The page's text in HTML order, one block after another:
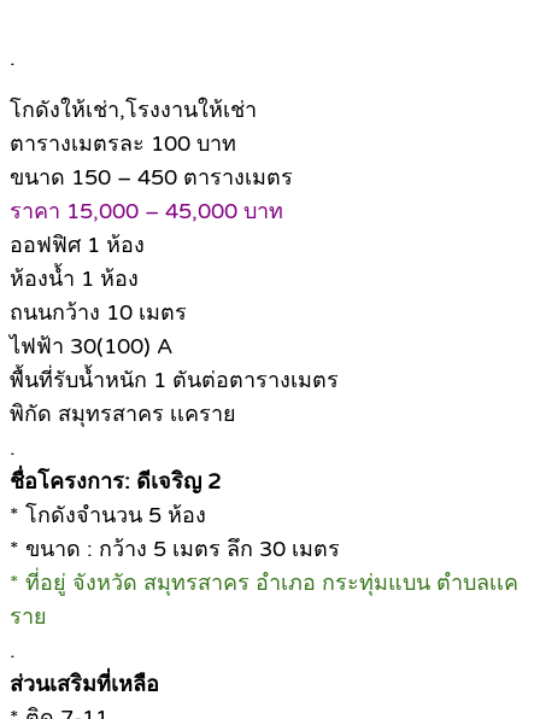
.
โกดังให้เช่า,โรงงานให้เช่า
ตารางเมตรละ 100 บาท
ขนาด 150 – 450 ตารางเมตร
ราคา 15,000 – 45,000 บาท
ออฟฟิศ 1 ห้อง
ห้องน้ำ 1 ห้อง
ถนนกว้าง 10 เมตร
ไฟฟ้า 30(100) A
พื้นที่รับน้ำหนัก 1 ตันต่อตารางเมตร
พิกัด สมุทรสาคร เเคราย
.
ชื่อโครงการ: ดีเจริญ 2
* โกดังจำนวน 5 ห้อง
* ขนาด : กว้าง 5 เมตร ลึก 30 เมตร
* ที่อยู่ จังหวัด สมุทรสาคร อำเภอ กระทุ่มแบน ตำบลเเค
ราย
.
ส่วนเสริมที่เหลือ